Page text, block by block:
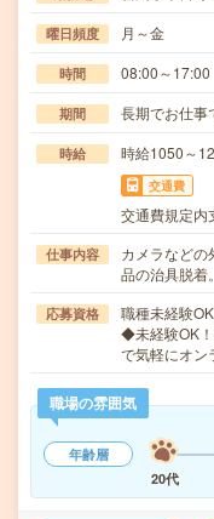
曜日頻度 月～金
時間 08:00～17:00
期間 長期でお仕事
時給 時給1050～
交通費
交通費規定内
仕事内容
カメラなどの
品の治具脱
応募資格
職種未経験
◆未経験OK
で気軽にオ
職場の雰囲気
年齢層
20代